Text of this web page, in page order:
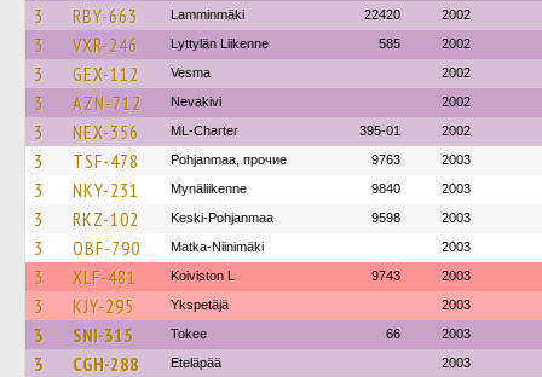
3 RBY-663 Lamminmäki 22420 2002
3 VXR-246 Lyttylän Liikenne 585 2002
3 GEX-112 Vesma 2002
3 AZN-712 Nevakivi 2002
3 NEX-356 ML-Charter 395-01 2002
3 TSF-478 Pohjanmaa, прочие 9763 2003
3 NKY-231 Mynäliikenne 9840 2003
3 RKZ-102 Keski-Pohjanmaa 9598 2003
3 OBF-790 Matka-Niinimäki 2003
3 XLF-481 Koiviston L 9743 2003
3 KJY-295 Ykspetäjä 2003
3 SNI-315 Tokee 66 2003
3 CGH-288 Eteläpää 2003